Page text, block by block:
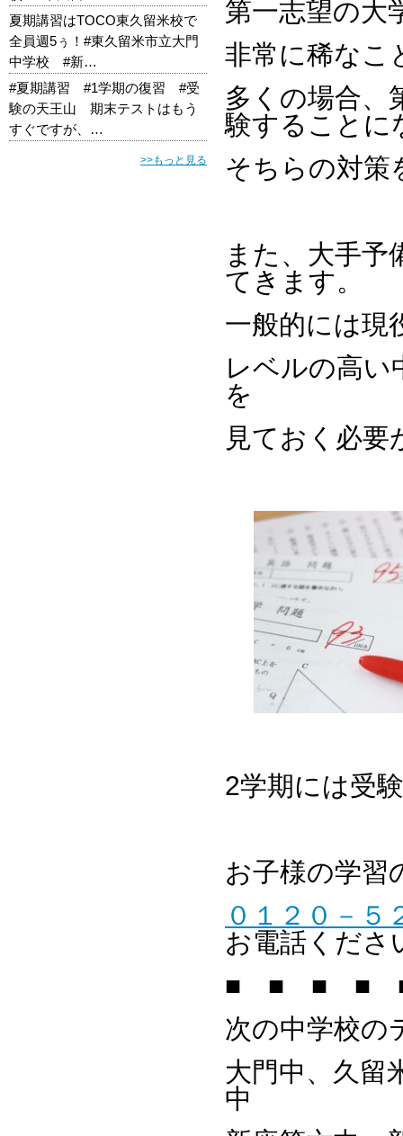
第一志望の大
非常に稀なこ
多くの場合、
験することに
そちらの対策
また、大手予
てきます。
一般的には現
レベルの高い
を
見ておく必要
2学期には受
お子様の学習
０１２０－５
お電話くださ
■ ■ ■ ■
次の中学校の
大門中、久留
中
夏期講習はTOCO東久留米校で
全員週5ぅ！#東久留米市立大門
中学校 #新…
#夏期講習 #1学期の復習 #受
験の天王山 期末テストはもう
すぐですが、…
>>もっと見る